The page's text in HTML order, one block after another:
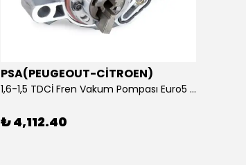
PSA(PEUGEOUT-CİTROEN)
1,6-1,5 TDCİ Fren Vakum Pompası Euro5 2013-2018 | ORİJİNAL
₺ 4,112.40